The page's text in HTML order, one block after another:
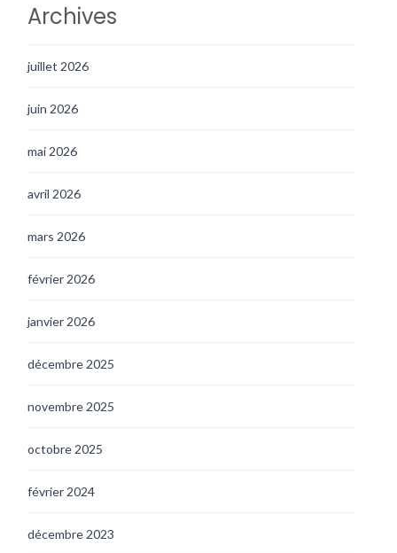
Archives
juillet 2026
juin 2026
mai 2026
avril 2026
mars 2026
février 2026
janvier 2026
décembre 2025
novembre 2025
octobre 2025
février 2024
décembre 2023